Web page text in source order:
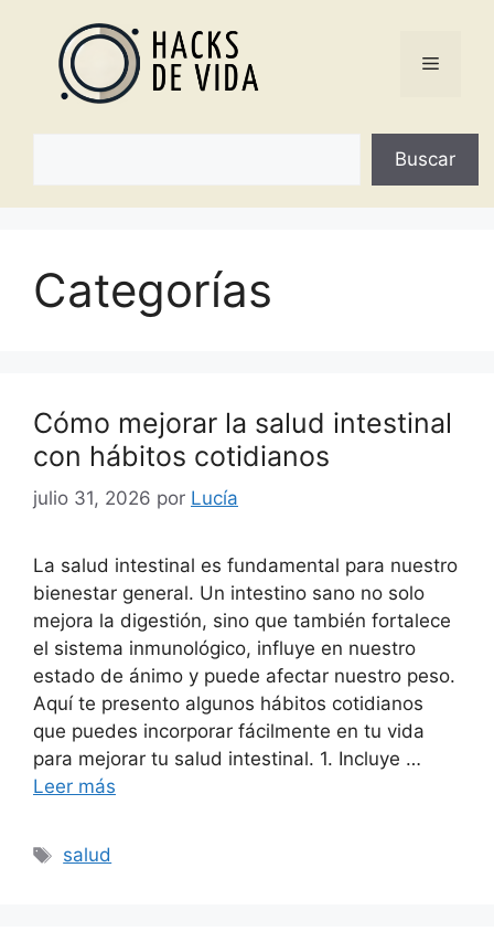
contenido
Menú
Buscar
Categorías
Cómo mejorar la salud intestinal
con hábitos cotidianos
julio 31, 2026 por Lucía
La salud intestinal es fundamental para nuestro
bienestar general. Un intestino sano no solo
mejora la digestión, sino que también fortalece
el sistema inmunológico, influye en nuestro
estado de ánimo y puede afectar nuestro peso.
Aquí te presento algunos hábitos cotidianos
que puedes incorporar fácilmente en tu vida
para mejorar tu salud intestinal. 1. Incluye …
Leer más
Etiquetas
salud